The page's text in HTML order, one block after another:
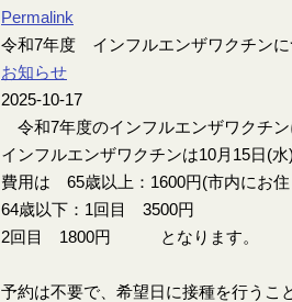
Permalink
令和7年度 インフルエンザワクチンに
お知らせ
2025-10-17
令和7年度のインフルエンザワクチン
インフルエンザワクチンは10月15日(
費用は 65歳以上：1600円(市内にお住
64歳以下：1回目 3500円
2回目 1800円 となります。
予約は不要で、希望日に接種を行うこ